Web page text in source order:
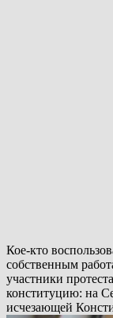
Кое-кто
собственным
участники
конституцию: на
исчезающей